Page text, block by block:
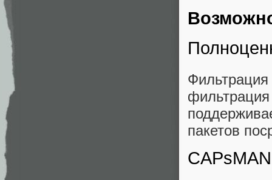
пакетов
CAPsMAN